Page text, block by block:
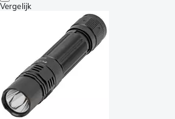
Vergelijk